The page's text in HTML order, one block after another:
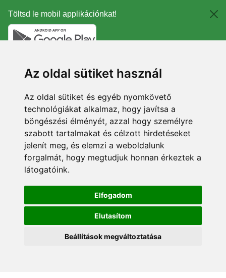
Töltsd le mobil applikációnkat!
Az oldal sütiket használ
Az oldal sütiket és egyéb nyomkövető
technológiákat alkalmaz, hogy javítsa a
böngészési élményét, azzal hogy személyre
szabott tartalmakat és célzott hirdetéseket
jelenít meg, és elemzi a weboldalunk
forgalmát, hogy megtudjuk honnan érkeztek a
látogatóink.
Elfogadom
Elutasítom
Beállítások megváltoztatása